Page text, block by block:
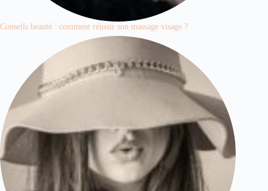
Conseils beauté : comment réussir son massage visage ?